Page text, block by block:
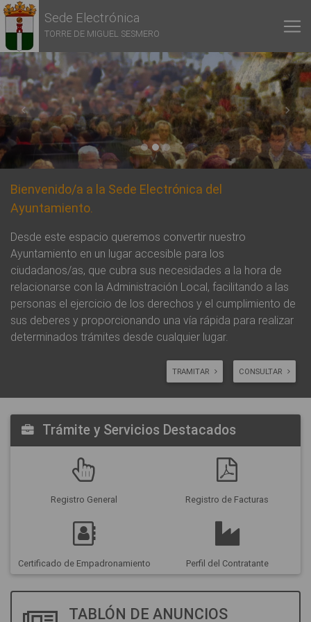
Sede Electrónica
TORRE DE MIGUEL SESMERO
Previous Next
Bienvenido/a a la Sede Electrónica del
Ayuntamiento.
Desde este espacio queremos convertir nuestro
Ayuntamiento en un lugar accesible para los
ciudadanos/as, que cubra sus necesidades a la hora de
relacionarse con la Administración Local, facilitando a las
personas el ejercicio de los derechos y el cumplimiento de
sus deberes y proporcionando una vía rápida para realizar
determinados trámites desde cualquier lugar.
TRAMITAR CONSULTAR
Trámite y Servicios Destacados
Registro General Registro de Facturas
Certificado de Empadronamiento Perfil del Contratante
TABLÓN DE ANUNCIOS